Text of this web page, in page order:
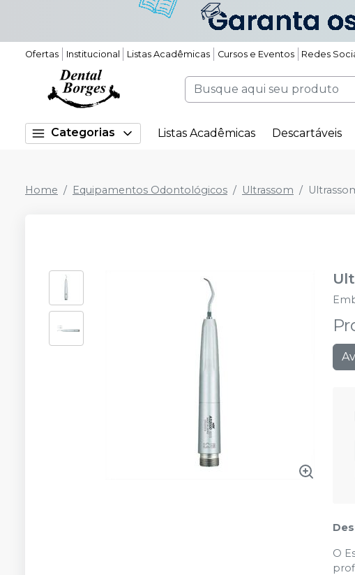
Ofertas Institucional Listas Acadêmicas Cursos e Eventos Redes
Categorias Listas Acadêmicas Descartáveis
Home Equipamentos Odontológicos Ultrassom
O